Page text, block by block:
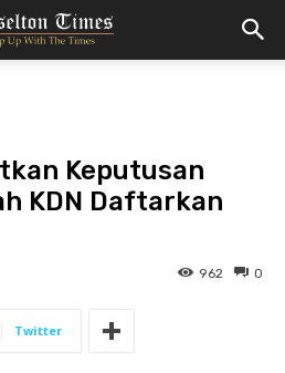
Keputusan
KDN Daftarkan
0
962
Twitter